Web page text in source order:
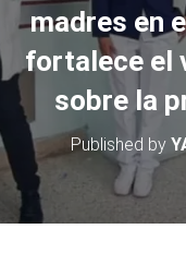
madres en
fortalece el
sobre la
Published by